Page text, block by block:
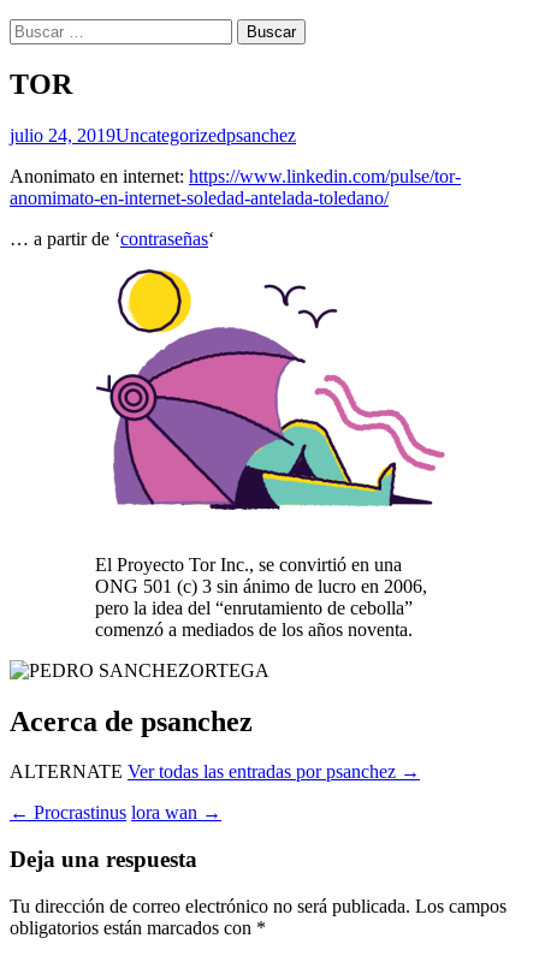
Buscar:
TOR
julio 24, 2019Uncategorizedpsanchez
Anonimato en internet: https://www.linkedin.com/pulse/tor-
anomimato-en-internet-soledad-antelada-toledano/
… a partir de ‘contraseñas‘
El Proyecto Tor Inc., se convirtió en una
ONG 501 (c) 3 sin ánimo de lucro en 2006,
pero la idea del “enrutamiento de cebolla”
comenzó a mediados de los años noventa.
Acerca de psanchez
ALTERNATE Ver todas las entradas por psanchez →
Navegación
de
entradas
← Procrastinus lora wan →
Deja una respuesta
Tu dirección de correo electrónico no será publicada. Los campos
obligatorios están marcados con *